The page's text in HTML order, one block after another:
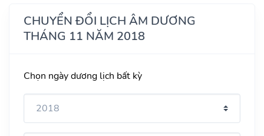
CHUYỂN ĐỔI LỊCH ÂM DƯƠNG
THÁNG 11 NĂM 2018
Chọn ngày dương lịch bất kỳ